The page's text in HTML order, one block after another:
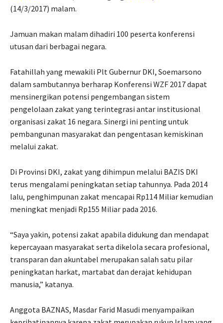
(14/3/2017) malam.
Jamuan makan malam dihadiri 100 peserta konferensi
utusan dari berbagai negara.
Fatahillah yang mewakili Plt Gubernur DKI, Soemarsono
dalam sambutannya berharap Konferensi WZF 2017 dapat
mensinergikan potensi pengembangan sistem
pengelolaan zakat yang terintegrasi antar institusional
organisasi zakat 16 negara. Sinergi ini penting untuk
pembangunan masyarakat dan pengentasan kemiskinan
melalui zakat.
Di Provinsi DKI, zakat yang dihimpun melalui BAZIS DKI
terus mengalami peningkatan setiap tahunnya. Pada 2014
lalu, penghimpunan zakat mencapai Rp114 Miliar kemudian
meningkat menjadi Rp155 Miliar pada 2016.
“Saya yakin, potensi zakat apabila didukung dan mendapat
kepercayaan masyarakat serta dikelola secara profesional,
transparan dan akuntabel merupakan salah satu pilar
peningkatan harkat, martabat dan derajat kehidupan
manusia,” katanya.
Anggota BAZNAS, Masdar Farid Masudi menyampaikan